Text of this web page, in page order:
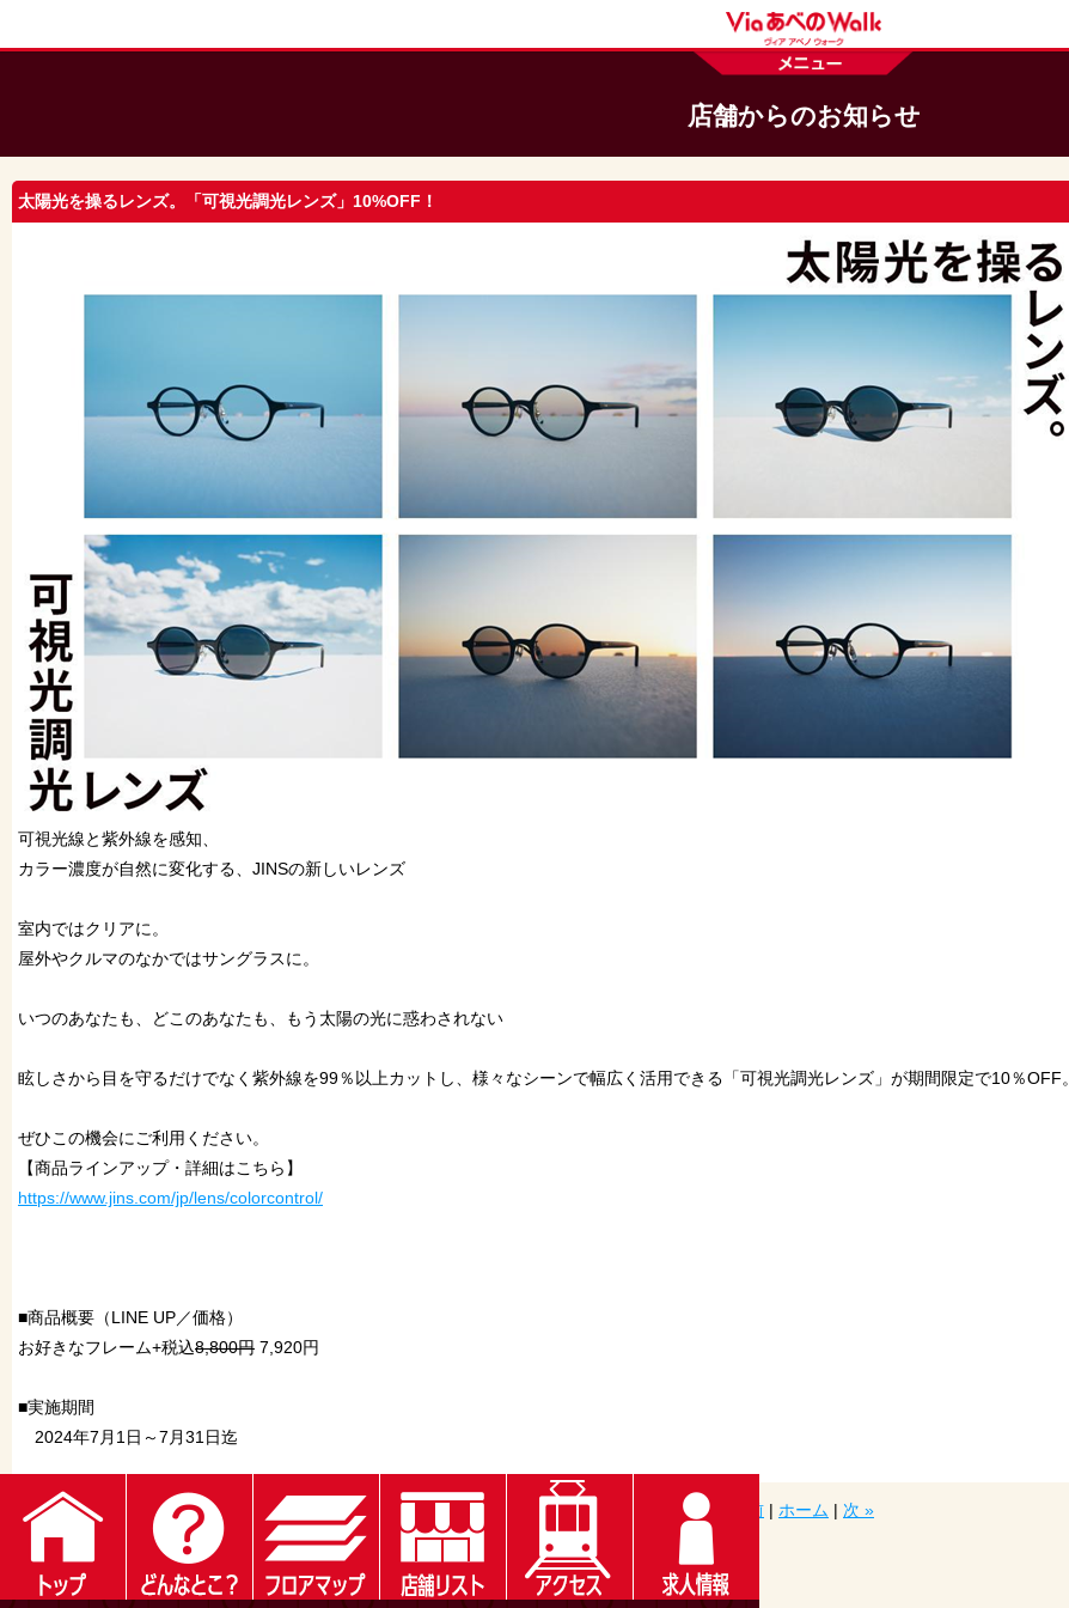
店舗からのお知らせ
太陽光を操るレンズ。「可視光調光レンズ」10%OFF！
可視光線と紫外線を感知、
カラー濃度が自然に変化する、JINSの新しいレンズ
室内ではクリアに。
屋外やクルマのなかではサングラスに。
いつのあなたも、どこのあなたも、もう太陽の光に惑わされない
眩しさから目を守るだけでなく紫外線を99％以上カットし、様々なシーンで幅広く活用できる「可視光調光レンズ」が期間限定で10％OFF。
ぜひこの機会にご利用ください。
【商品ラインアップ・詳細はこちら】
https://www.jins.com/jp/lens/colorcontrol/
■商品概要（LINE UP／価格）
お好きなフレーム+税込8,800円 7,920円
■実施期間
2024年7月1日～7月31日迄
« 前 | ホーム | 次 »